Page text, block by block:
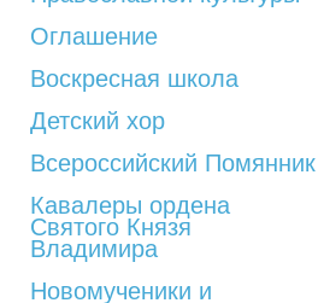
Оглашение
Воскресная школа
Детский хор
Всероссийский Помянник
Кавалеры ордена
Святого Князя
Владимира
Новомученики и